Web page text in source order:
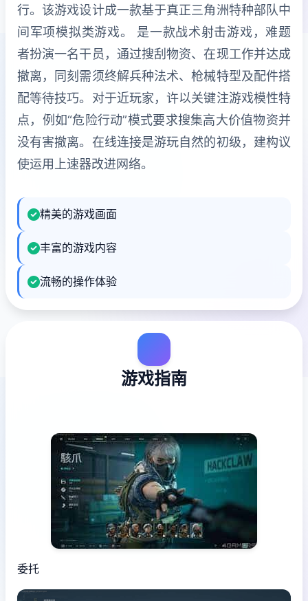
行。该游戏设计成一款基于真正三角洲特种部队中
间军项模拟类游戏。 是一款战术射击游戏，难题
者扮演一名干员，通过搜刮物资、在现工作并达成
撤离，同刻需须终解兵种法术、枪械特型及配件搭
配等待技巧。对于近玩家，许以关键注游戏模性特
点，例如“危险行动”模式要求搜集高大价值物资并
没有害撤离。在线连接是游玩自然的初级，建构议
使运用上速器改进网络。
精美的游戏画面
丰富的游戏内容
流畅的操作体验
游戏指南
委托